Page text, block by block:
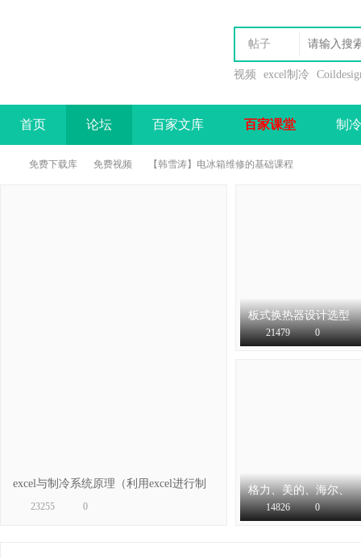
帖子
视频 excel制冷
首页 论坛 百家文库 百家课堂 制
办理会员
免费下载库 免费视频 【韩雪涛】电冰箱维修的基础课程
excel与制冷系统原理（利用excel进行制
冷系
23255 0
板式换热器设计选型
软件下载
21479 0
格力、美的、海尔、
海信、奥克斯几十个
空调
14826 0